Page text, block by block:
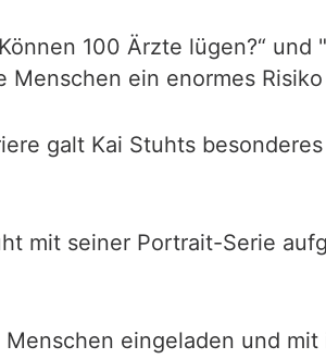
100 Ärzte lügen?“
Menschen ein enormes
galt Kai Stuhts
mit seiner Portrait-Serie
Menschen eingeladen und